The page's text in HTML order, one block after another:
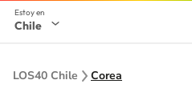
Chile
LOS40 Chile Corea